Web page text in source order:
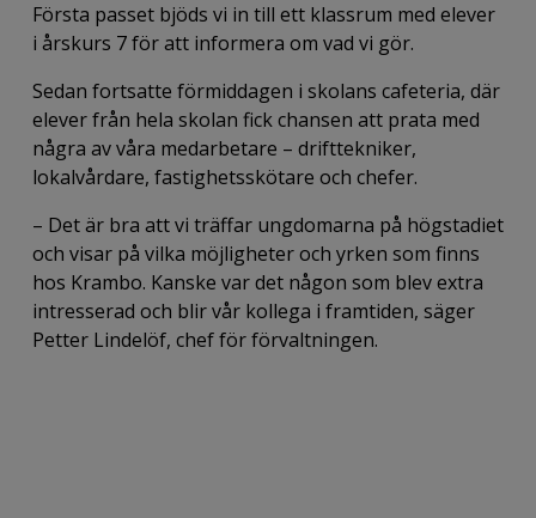
Första passet bjöds vi in till ett klassrum med elever
i årskurs 7 för att informera om vad vi gör.
Sedan fortsatte förmiddagen i skolans cafeteria, där
elever från hela skolan fick chansen att prata med
några av våra medarbetare – drifttekniker,
lokalvårdare, fastighetsskötare och chefer.
– Det är bra att vi träffar ungdomarna på högstadiet
och visar på vilka möjligheter och yrken som finns
hos Krambo. Kanske var det någon som blev extra
intresserad och blir vår kollega i framtiden, säger
Petter Lindelöf, chef för förvaltningen.